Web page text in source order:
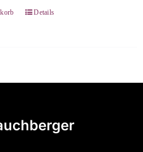
Details